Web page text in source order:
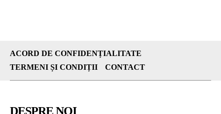
ACORD DE CONFIDENȚIALITATE
TERMENI ȘI CONDIȚII
CONTACT
DESPRE NOI